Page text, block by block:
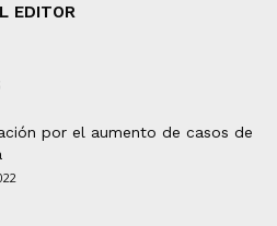
EDITOR
por el aumento de casos de